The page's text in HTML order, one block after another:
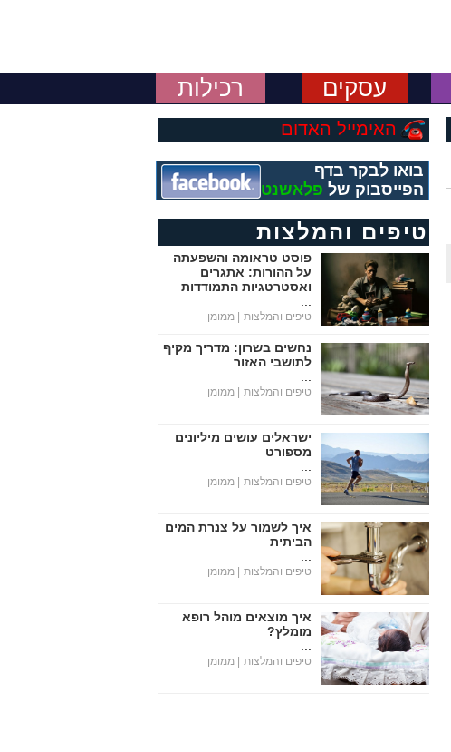
עסקים רכילות
האימייל האדום
בואו לבקר בדף
הפייסבוק של פלאשנט
טיפים והמלצות
פוסט טראומה והשפעתה
על ההורות: אתגרים
ואסטרטגיות התמודדות
טיפים והמלצות | ממומן
נחשים בשרון: מדריך מקיף
לתושבי האזור
טיפים והמלצות | ממומן
ישראלים עושים מיליונים
מספורט
טיפים והמלצות | ממומן
איך לשמור על צנרת המים
הביתית
טיפים והמלצות | ממומן
איך מוצאים מוהל רופא
מומלץ?
טיפים והמלצות | ממומן